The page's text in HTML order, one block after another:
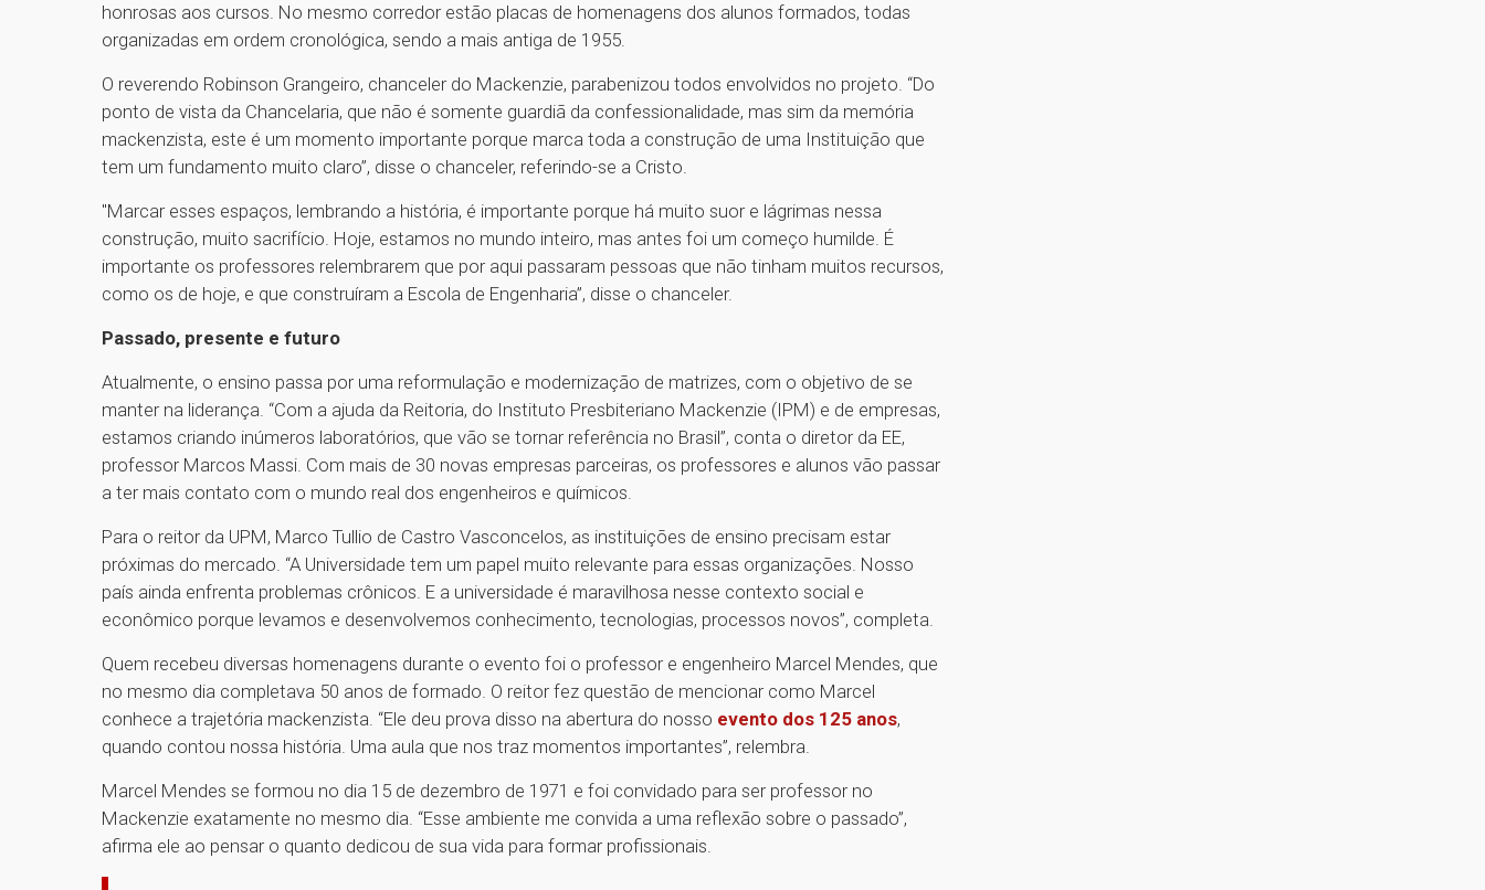
honrosas aos cursos. No mesmo corredor estão placas de homenagens dos alunos formados, todas
organizadas em ordem cronológica, sendo a mais antiga de 1955.
O reverendo Robinson Grangeiro, chanceler do Mackenzie, parabenizou todos envolvidos no projeto. “Do
ponto de vista da Chancelaria, que não é somente guardiã da confessionalidade, mas sim da memória
mackenzista, este é um momento importante porque marca toda a construção de uma Instituição que
tem um fundamento muito claro”, disse o chanceler, referindo-se a Cristo.
"Marcar esses espaços, lembrando a história, é importante porque há muito suor e lágrimas nessa
construção, muito sacrifício. Hoje, estamos no mundo inteiro, mas antes foi um começo humilde. É
importante os professores relembrarem que por aqui passaram pessoas que não tinham muitos recursos,
como os de hoje, e que construíram a Escola de Engenharia”, disse o chanceler.
Passado, presente e futuro
Atualmente, o ensino passa por uma reformulação e modernização de matrizes, com o objetivo de se
manter na liderança. “Com a ajuda da Reitoria, do Instituto Presbiteriano Mackenzie (IPM) e de empresas,
estamos criando inúmeros laboratórios, que vão se tornar referência no Brasil”, conta o diretor da EE,
professor Marcos Massi. Com mais de 30 novas empresas parceiras, os professores e alunos vão passar
a ter mais contato com o mundo real dos engenheiros e químicos.
Para o reitor da UPM, Marco Tullio de Castro Vasconcelos, as instituições de ensino precisam estar
próximas do mercado. “A Universidade tem um papel muito relevante para essas organizações. Nosso
país ainda enfrenta problemas crônicos. E a universidade é maravilhosa nesse contexto social e
econômico porque levamos e desenvolvemos conhecimento, tecnologias, processos novos”, completa.
Quem recebeu diversas homenagens durante o evento foi o professor e engenheiro Marcel Mendes, que
no mesmo dia completava 50 anos de formado. O reitor fez questão de mencionar como Marcel
conhece a trajetória mackenzista. “Ele deu prova disso na abertura do nosso evento dos 125 anos,
quando contou nossa história. Uma aula que nos traz momentos importantes”, relembra.
Marcel Mendes se formou no dia 15 de dezembro de 1971 e foi convidado para ser professor no
Mackenzie exatamente no mesmo dia. “Esse ambiente me convida a uma reflexão sobre o passado”,
afirma ele ao pensar o quanto dedicou de sua vida para formar profissionais.